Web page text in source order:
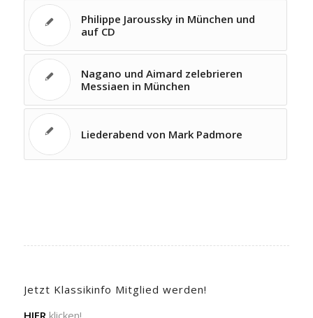
Philippe Jaroussky in München und
auf CD
Nagano und Aimard zelebrieren
Messiaen in München
Liederabend von Mark Padmore
Jetzt Klassikinfo Mitglied werden!
HIER klicken!